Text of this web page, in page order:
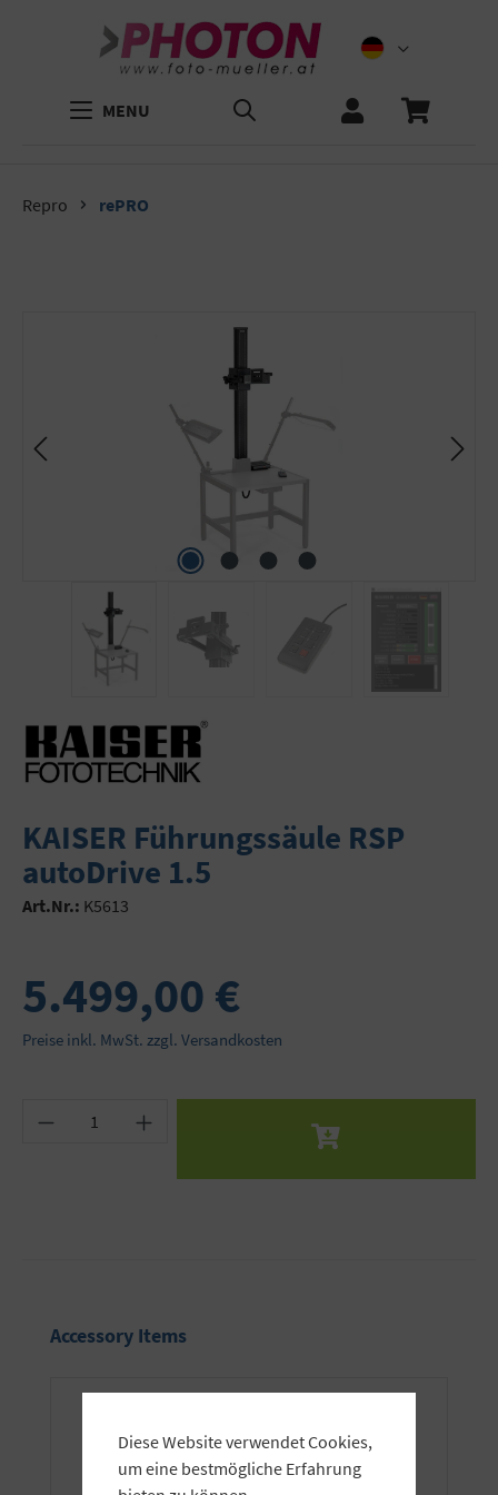
MENU
Repro rePRO
KAISER Führungssäule RSP
autoDrive 1.5
Art.Nr.: K5613
5.499,00 €
Preise inkl. MwSt. zzgl. Versandkosten
Produkt Anzahl: Gib den gewünschten Wert
Produktgalerie überspringen
Accessory Items
Diese Website verwendet Cookies,
um eine bestmögliche Erfahrung